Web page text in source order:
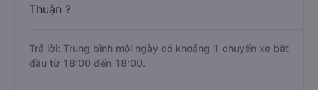
Thuận ?
Trả lời: Trung bình mỗi ngày có khoảng 1 chuyến xe bắt
đầu từ 18:00 đến 18:00.